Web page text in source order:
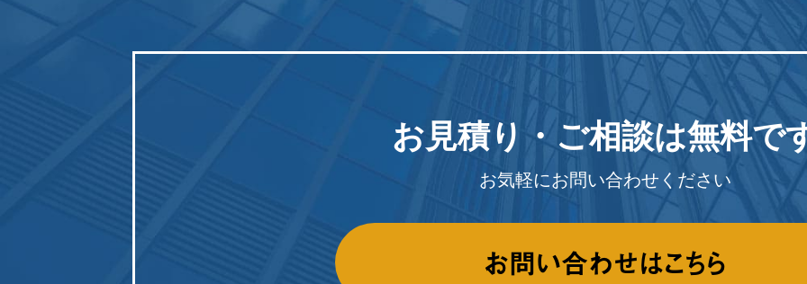
お見積り・ご相談は無料で
お気軽にお問い合わせください
お問い合わせはこちら